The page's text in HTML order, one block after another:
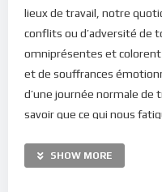
lieux de travail, notre
conflits ou d’adversité de
omniprésentes et
et de souffrances
d’une journée normale
savoir que ce qui nous
mais plutôt toutes les
SHOW MORE